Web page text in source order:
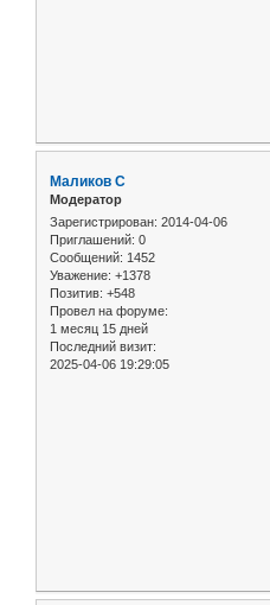
Маликов С
Модератор
Зарегистрирован: 2014-04-06
Приглашений: 0
Сообщений: 1452
Уважение: +1378
Позитив: +548
Провел на форуме:
1 месяц 15 дней
Последний визит:
2025-04-06 19:29:05